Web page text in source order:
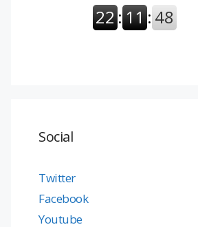
Social
Twitter
Facebook
Youtube